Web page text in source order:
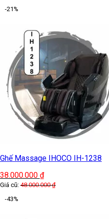
-21%
Ghế Massage IHOCO IH-1238
38.000.000 ₫
Giá cũ: 48.000.000₫
-43%